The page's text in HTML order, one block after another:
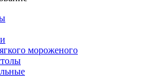
мороженого